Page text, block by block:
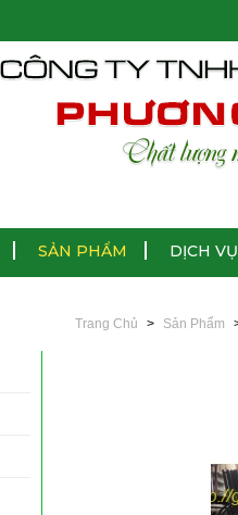
SẢN PHẨM DỊCH VỤ
Trang Chủ Sản Phẩm